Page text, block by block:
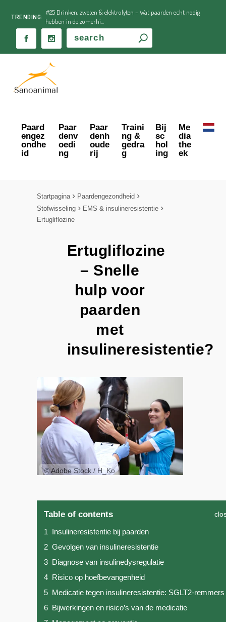
TRENDING:
#25 Drinken, zweten & elektrolyten – Wat paarden echt nodig
hebben in de zomerhi...
Paard
engez
ondhe
id
Paar
denv
oedi
ng
Paar
denh
oude
rij
Traini
ng &
gedra
g
Bij
sc
hol
ing
Me
dia
the
ek
Startpagina
Paardengezondheid
Stofwisseling
EMS & insulineresistentie
Ertugliflozine
Ertugliflozine
– Snelle
hulp voor
paarden
met
insulineresistentie?
© Adobe Stock / H_Ko
Table of contents
1 Insulineresistentie bij paarden
2 Gevolgen van insulineresistentie
3 Diagnose van insulinedysregulatie
4 Risico op hoefbevangenheid
5 Medicatie tegen insulineresistentie: SGLT2-remmers
6 Bijwerkingen en risico’s van de medicatie